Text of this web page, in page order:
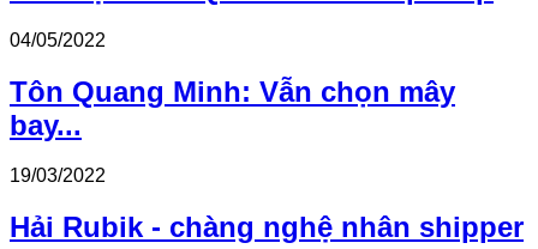
04/05/2022
Tôn Quang Minh: Vẫn chọn mây
bay...
19/03/2022
Hải Rubik - chàng nghệ nhân shipper